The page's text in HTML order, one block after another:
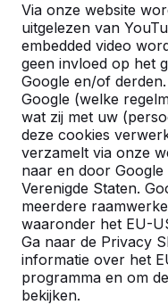
Via onze website
uitgelezen van
embedded video
geen invloed op het
Google en/of
Google (welke
wat zij met uw
deze cookies
verzamelt via onze
naar en door
Verenigde Staten.
meerdere
waaronder het EU-
Ga naar de Privacy
informatie over het
programma en om
bekijken.
Een speltafel voor
buitenspeelplezier:
weerbestendig,
daarom dus een
keuze.
Recente